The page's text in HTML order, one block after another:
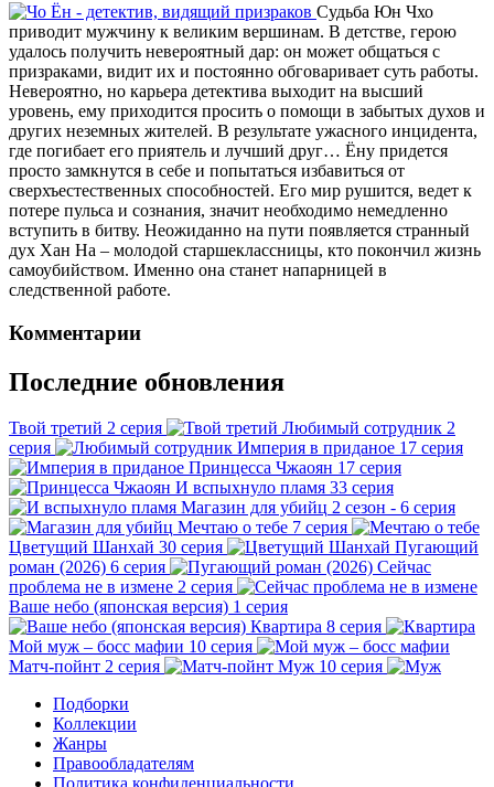
Судьба Юн Чхо
приводит мужчину к великим вершинам. В детстве, герою
удалось получить невероятный дар: он может общаться с
призраками, видит их и постоянно обговаривает суть работы.
Невероятно, но карьера детектива выходит на высший
уровень, ему приходится просить о помощи в забытых духов и
других неземных жителей. В результате ужасного инцидента,
где погибает его приятель и лучший друг… Ёну придется
просто замкнутся в себе и попытаться избавиться от
сверхъестественных способностей. Его мир рушится, ведет к
потере пульса и сознания, значит необходимо немедленно
вступить в битву. Неожиданно на пути появляется странный
дух Хан На – молодой старшеклассницы, кто покончил жизнь
самоубийством. Именно она станет напарницей в
следственной работе.
Комментарии
Последние обновления
Твой третий 2 серия Любимый сотрудник 2
серия
Империя в приданое 17 серия
Принцесса Чжаоян 17 серия
И вспыхнуло пламя 33 серия
Магазин для убийц 2 сезон - 6 серия
Мечтаю о тебе 7 серия
Цветущий Шанхай 30 серия
Пугающий
роман (2026) 6 серия
Сейчас
проблема не в измене 2 серия
Ваше небо (японская версия) 1 серия
Квартира 8 серия
Мой муж – босс мафии 10 серия
Матч-пойнт 2 серия Муж 10 серия
Подборки
Коллекции
Жанры
Правообладателям